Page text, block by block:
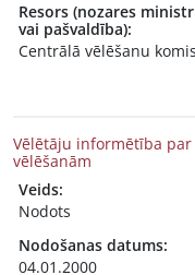
Resors (nozares
vai pašvaldība):
Centrālā vēlēšanu
Vēlētāju informētība par
vēlēšanām
Veids:
Nodots
Nodošanas datums:
04.01.2000